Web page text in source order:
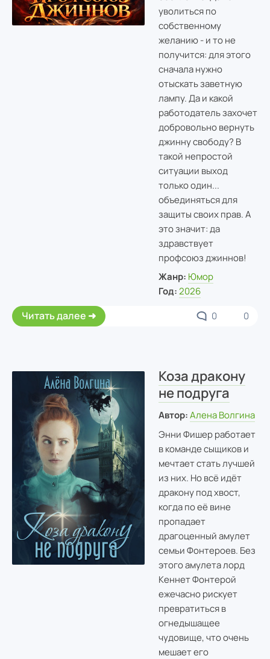
уволиться по
собственному
желанию - и то не
получится: для этого
сначала нужно
отыскать заветную
лампу. Да и какой
работодатель захочет
добровольно вернуть
джинну свободу? В
такой непростой
ситуации выход
только один...
объединяться для
защиты своих прав. А
это значит: да
здравствует
профсоюз джиннов!
Жанр: Юмор
Год: 2026
Читать далее 0 0
Коза дракону
не подруга
Автор: Алена Волгина
Энни Фишер работает
в команде сыщиков и
мечтает стать лучшей
из них. Но всё идёт
дракону под хвост,
когда по её вине
пропадает
драгоценный амулет
семьи Фонтероев. Без
этого амулета лорд
Кеннет Фонтерой
ежечасно рискует
превратиться в
огнедышащее
чудовище, что очень
мешает его